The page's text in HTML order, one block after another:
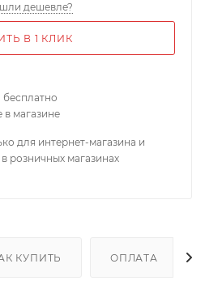
дешевле?
В 1 КЛИК
в магазине
для интернет-магазина и
розничных магазинах
КУПИТЬ ОПЛАТА